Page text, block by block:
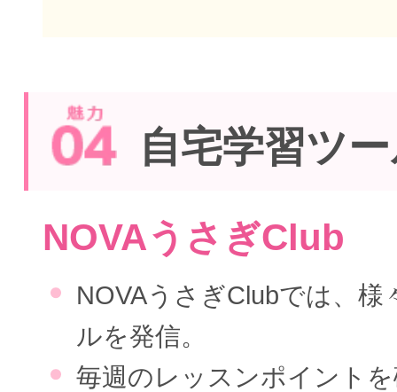
自宅学習ツ
NOVAうさぎClub
NOVAうさぎClubでは、様
ルを発信。
毎週のレッスンポイント